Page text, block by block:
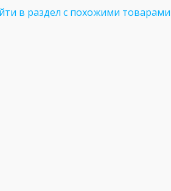
в раздел с похожими товарами